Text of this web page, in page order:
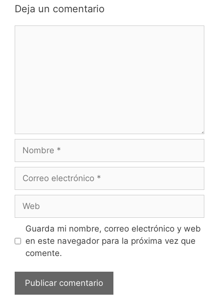
Deja un comentario
Guarda mi nombre, correo electrónico y web
en este navegador para la próxima vez que
comente.